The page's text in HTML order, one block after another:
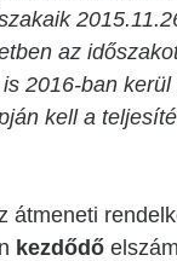
az
2016-ban
kell a
átmeneti
kezdődő